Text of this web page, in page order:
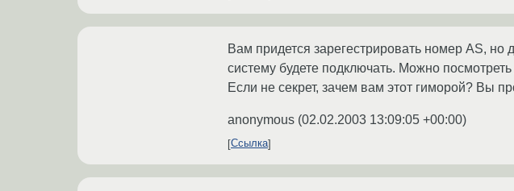
Вам придется зарегестрировать номер AS, но
систему будете подключать. Можно посмотреть
Если не секрет, зачем вам этот гиморой? Вы
anonymous (02.02.2003 13:09:05 +00:00)
Ссылка